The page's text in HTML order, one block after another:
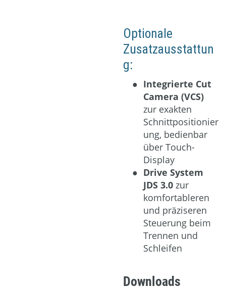
Optionale
Zusatzausstattun
g:
Integrierte Cut
Camera (VCS)
zur exakten
Schnittpositionier
ung, bedienbar
über Touch-
Display
Drive System
JDS 3.0 zur
komfortableren
und präziseren
Steuerung beim
Trennen und
Schleifen
Downloads